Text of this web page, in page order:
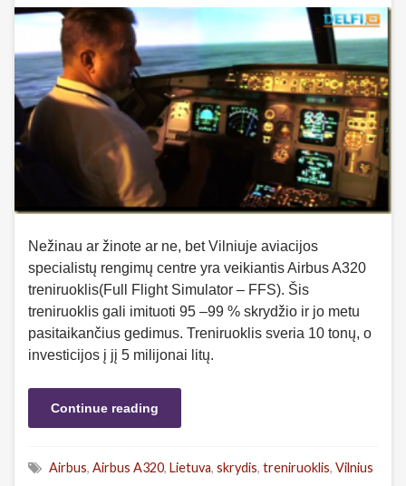
Nežinau ar žinote ar ne, bet Vilniuje aviacijos
specialistų rengimų centre yra veikiantis Airbus A320
treniruoklis(Full Flight Simulator – FFS). Šis
treniruoklis gali imituoti 95 –99 % skrydžio ir jo metu
pasitaikančius gedimus. Treniruoklis sveria 10 tonų, o
investicijos į jį 5 milijonai litų.
Continue reading
Airbus, Airbus A320, Lietuva, skrydis, treniruoklis, Vilnius